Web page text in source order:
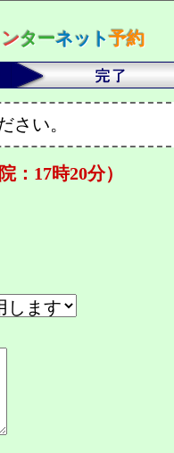
ターネット予約
さい。
：17時20分）